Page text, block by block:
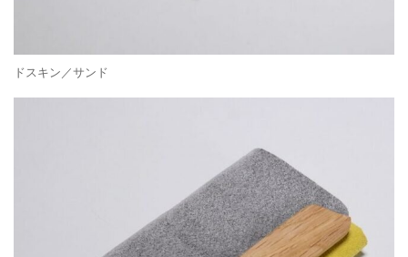
ドスキン／サンド